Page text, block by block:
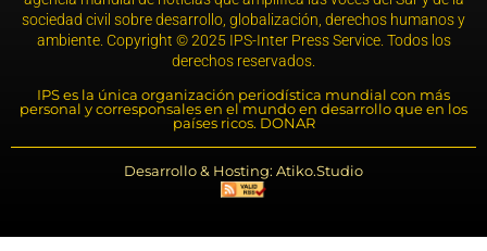
sociedad civil sobre desarrollo, globalización, derechos humanos y
ambiente. Copyright © 2025 IPS-Inter Press Service. Todos los
derechos reservados.
IPS es la única organización periodística mundial con más
personal y corresponsales en el mundo en desarrollo que en los
países ricos. DONAR
Desarrollo & Hosting: Atiko.Studio